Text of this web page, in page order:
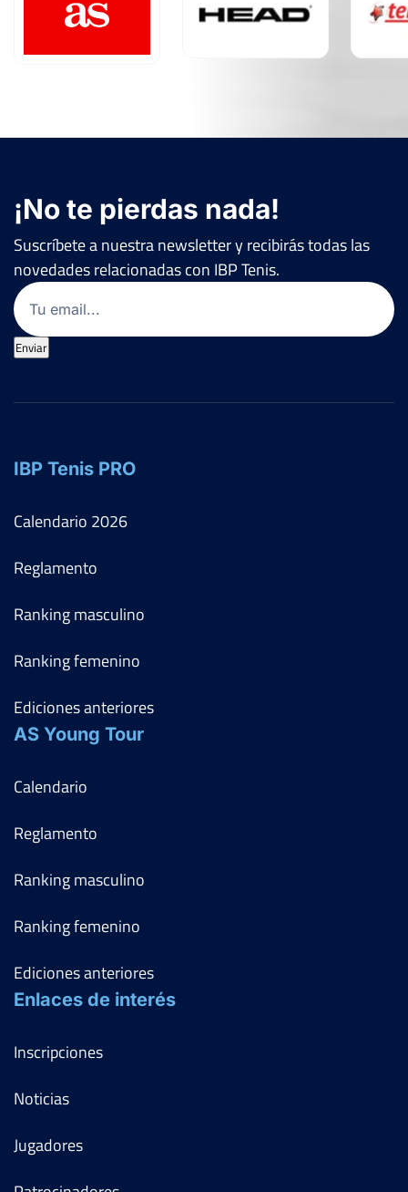
¡No te pierdas nada!
Suscríbete a nuestra newsletter y recibirás todas las
novedades relacionadas con IBP Tenis.
Email
Enviar
IBP Tenis PRO
Calendario 2026
Reglamento
Ranking masculino
Ranking femenino
Ediciones anteriores
AS Young Tour
Calendario
Reglamento
Ranking masculino
Ranking femenino
Ediciones anteriores
Enlaces de interés
Inscripciones
Noticias
Jugadores